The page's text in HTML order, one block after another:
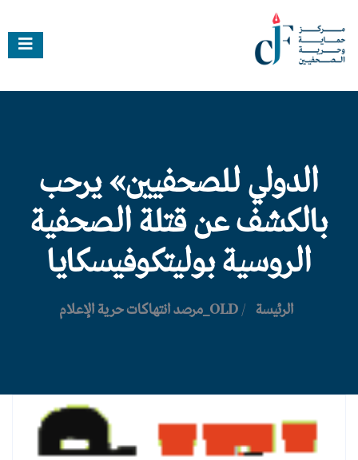
الدولي للصحفيين» يرحب
بالكشف عن قتلة الصحفية
الروسية بوليتكوفيسكايا
الرئيسة /OLD_مرصد انتهاكات حرية الإعلام